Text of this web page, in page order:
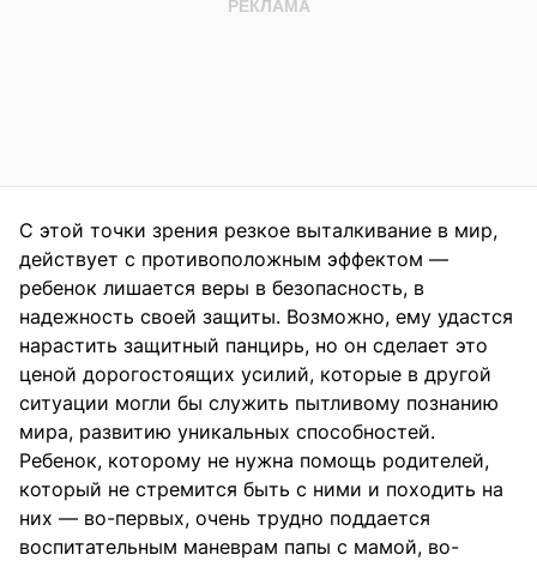
С этой точки зрения резкое выталкивание в мир,
действует с противоположным эффектом —
ребенок лишается веры в безопасность, в
надежность своей защиты. Возможно, ему удастся
нарастить защитный панцирь, но он сделает это
ценой дорогостоящих усилий, которые в другой
ситуации могли бы служить пытливому познанию
мира, развитию уникальных способностей.
Ребенок, которому не нужна помощь родителей,
который не стремится быть с ними и походить на
них — во-первых, очень трудно поддается
воспитательным маневрам папы с мамой, во-